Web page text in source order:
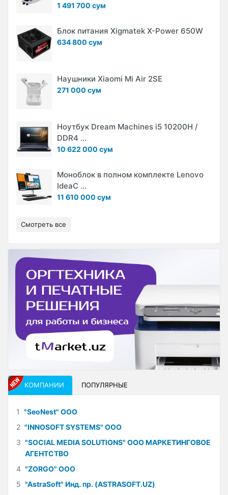
1 491 700 сум
Блок питания Xigmatek X-Power 650W
634 800 сум
Наушники Xiaomi Mi Air 2SE
271 000 сум
Ноутбук Dream Machines i5 10200H /
DDR4 ...
10 622 000 сум
Моноблок в полном комплекте Lenovo
IdeaC ...
11 610 000 сум
Смотреть все
КОМПАНИИ ПОПУЛЯРНЫЕ
1 "SeoNest" ООО
2 "INNOSOFT SYSTEMS" ООО
3 "SOCIAL MEDIA SOLUTIONS" ООО МАРКЕТИНГОВОЕ
АГЕНТСТВО
4 "ZORGO" ООО
5 "AstraSoft" Инд. пр. (ASTRASOFT.UZ)